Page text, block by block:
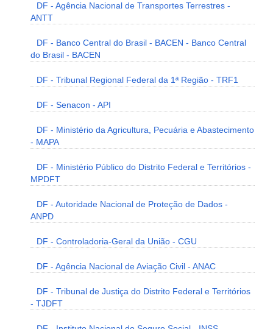
DF - Agência Nacional de Transportes Terrestres -
ANTT
DF - Banco Central do Brasil - BACEN - Banco Central
do Brasil - BACEN
DF - Tribunal Regional Federal da 1ª Região - TRF1
DF - Senacon - API
DF - Ministério da Agricultura, Pecuária e Abastecimento
- MAPA
DF - Ministério Público do Distrito Federal e Territórios -
MPDFT
DF - Autoridade Nacional de Proteção de Dados -
ANPD
DF - Controladoria-Geral da União - CGU
DF - Agência Nacional de Aviação Civil - ANAC
DF - Tribunal de Justiça do Distrito Federal e Territórios
- TJDFT